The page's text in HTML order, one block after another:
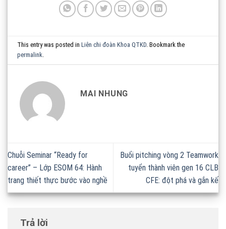
This entry was posted inLiên chi đoàn Khoa QTKD . Bookmark the
permalink
MAI NHUNG
Chuỗi Seminar “Ready for
career” – Lớp ESOM 64: Hành
trang thiết thực bước vào nghề
Buổi pitching vòng 2 Teamwork
tuyển thành viên gen 16 CLB
CFE: đột phá và gắn kế
Trả lời